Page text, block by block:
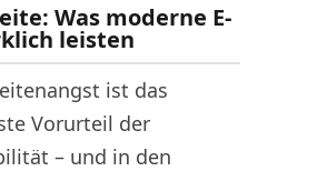
Was moderne E-
leisten
ist das
Vorurteil der
– und in den